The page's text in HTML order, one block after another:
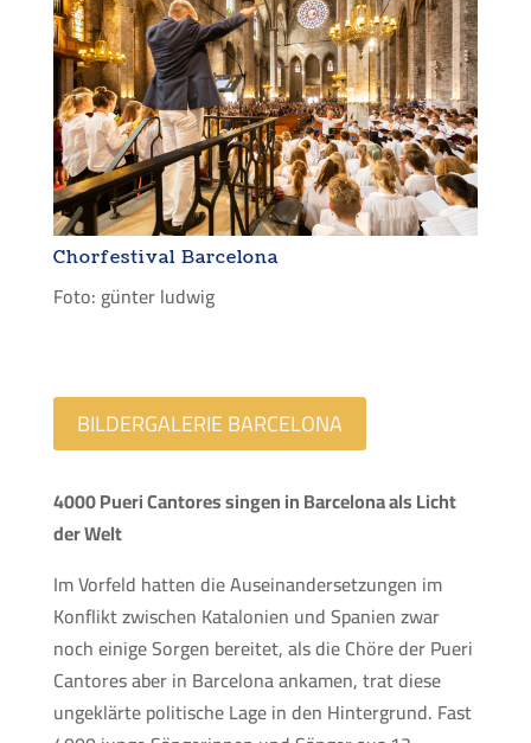
Chorfestival Barcelona
Foto: günter ludwig
BILDERGALERIE BARCELONA
4000 Pueri Cantores singen in Barcelona als Licht
der Welt
Im Vorfeld hatten die Auseinandersetzungen im
Konflikt zwischen Katalonien und Spanien zwar
noch einige Sorgen bereitet, als die Chöre der Pueri
Cantores aber in Barcelona ankamen, trat diese
ungeklärte politische Lage in den Hintergrund. Fast